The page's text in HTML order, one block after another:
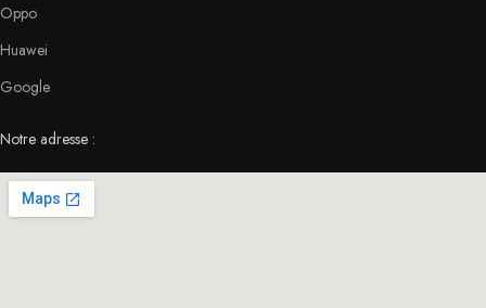
Oppo
Huawei
Google
Notre adresse :